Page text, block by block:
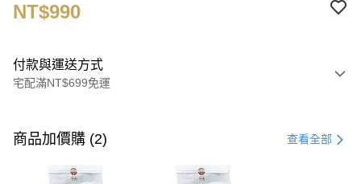
NT$990
付款與運送方式
宅配滿NT$699免運
信用卡一次付款
商品加價購 (2) 查看全部